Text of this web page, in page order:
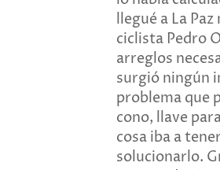
llegué a La
ciclista Pedro
arreglos
surgió ningún
problema que
cono, llave
cosa iba a
solucionarlo.